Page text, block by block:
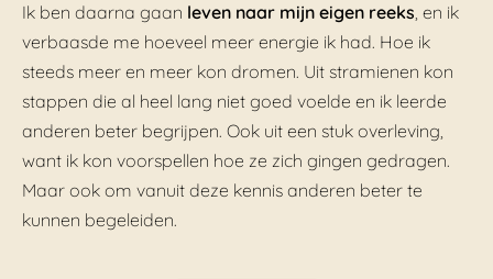
Ik ben daarna gaan leven naar mijn eigen reeks, en ik
verbaasde me hoeveel meer energie ik had. Hoe ik
steeds meer en meer kon dromen. Uit stramienen kon
stappen die al heel lang niet goed voelde en ik leerde
anderen beter begrijpen. Ook uit een stuk overleving,
want ik kon voorspellen hoe ze zich gingen gedragen.
Maar ook om vanuit deze kennis anderen beter te
kunnen begeleiden.